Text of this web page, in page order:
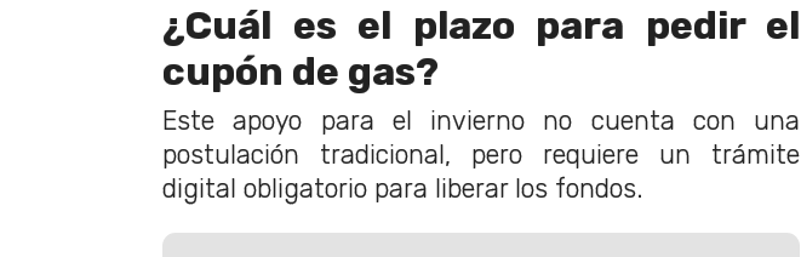
¿Cuál es el plazo para pedir el
cupón de gas?
Este apoyo para el invierno no cuenta con una
postulación tradicional, pero requiere un trámite
digital obligatorio para liberar los fondos.